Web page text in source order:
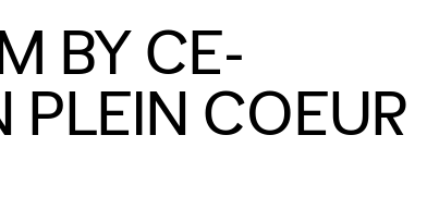
BY CE-
PLEIN COEUR